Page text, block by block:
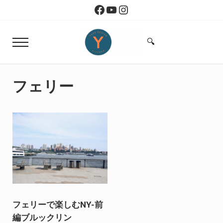
Skip to header right navigationFacebook
YouTube
Instagram
Menu
Yoko Design Kitchen
Search...
🔍
フェリー
フェリーで楽しむNY-前
編ブルックリン